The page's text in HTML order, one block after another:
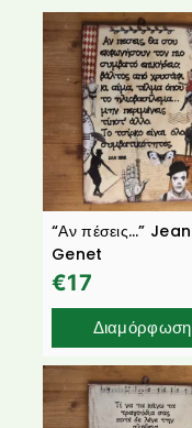
“Αν πέσεις…” Jean
Genet
€17
Διαμόρφωση